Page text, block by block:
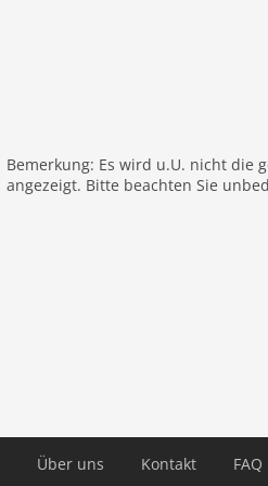
Themen
Sonne und Strand
Bemerkung: Es wird u.U. nicht die
angezeigt. Bitte beachten Sie
Über uns Kontakt FAQ